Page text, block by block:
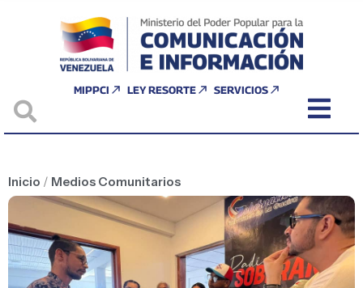
MIPPCI LEY RESORTE SERVICIOS
Inicio / Medios Comunitarios